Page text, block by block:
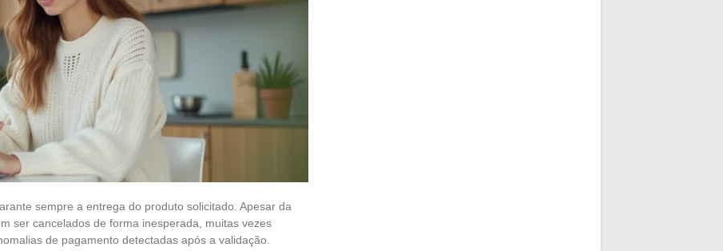
sempre a entrega do produto solicitado. Apesar da
ser cancelados de forma inesperada, muitas vezes
de pagamento detectadas após a validação.